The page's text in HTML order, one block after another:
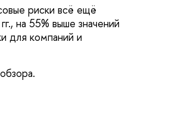
риски всё ещё
на 55% выше значений
для компаний и